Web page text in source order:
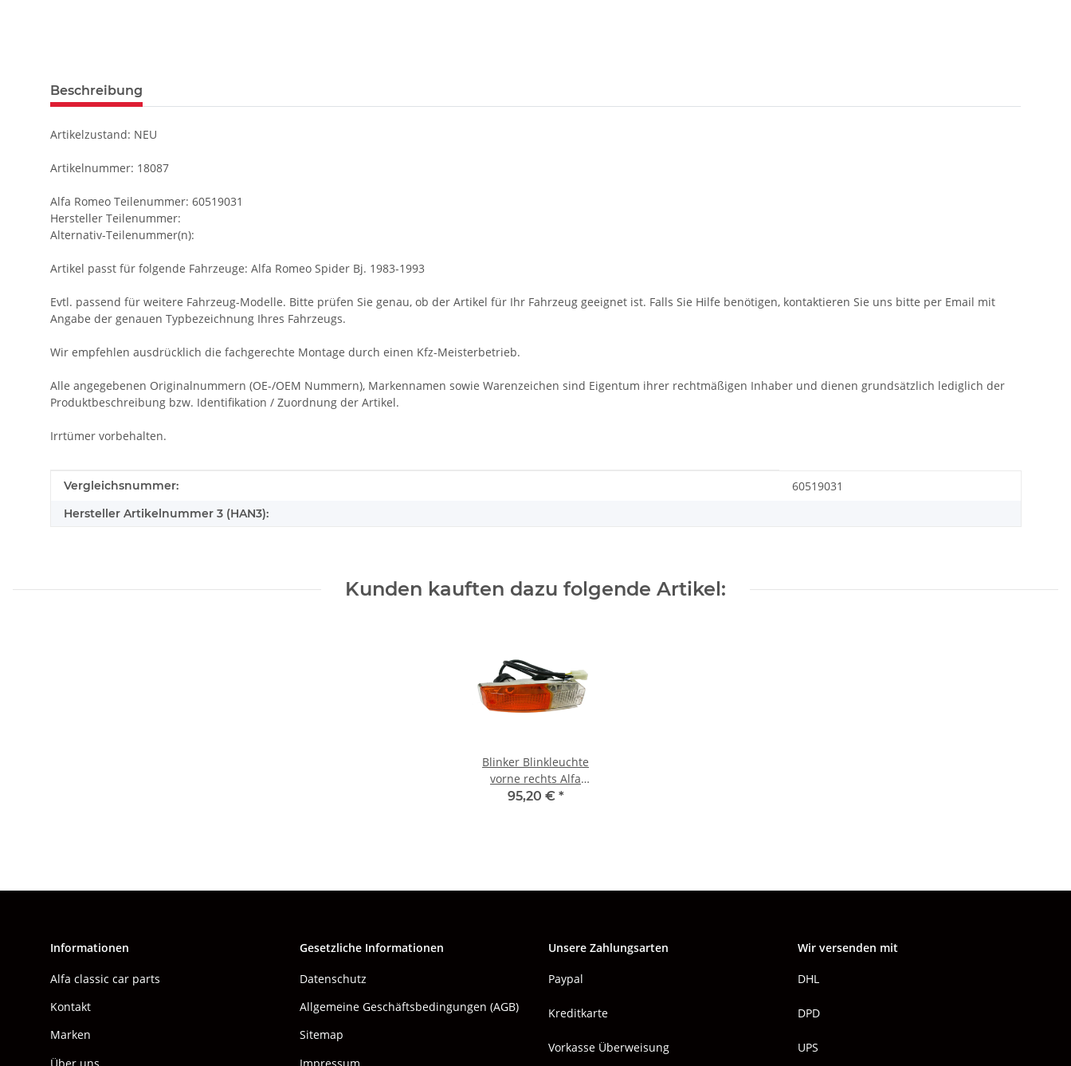
Beschreibung
Artikelzustand: NEU
Artikelnummer: 18087
Alfa Romeo Teilenummer: 60519031
Hersteller Teilenummer:
Alternativ-Teilenummer(n):
Artikel passt für folgende Fahrzeuge: Alfa Romeo Spider Bj. 1983-1993
Evtl. passend für weitere Fahrzeug-Modelle. Bitte prüfen Sie genau, ob der Artikel für Ihr Fahrzeug geeignet ist. Falls Sie Hilfe benötigen, kontaktieren Sie uns bitte per Email mit
Angabe der genauen Typbezeichnung Ihres Fahrzeugs.
Wir empfehlen ausdrücklich die fachgerechte Montage durch einen Kfz-Meisterbetrieb.
Alle angegebenen Originalnummern (OE-/OEM Nummern), Markennamen sowie Warenzeichen sind Eigentum ihrer rechtmäßigen Inhaber und dienen grundsätzlich lediglich der
Produktbeschreibung bzw. Identifikation / Zuordnung der Artikel.
Irrtümer vorbehalten.
Produkteigenschaft
Wert
Vergleichsnummer: 60519031
Hersteller Artikelnummer 3 (HAN3):
Kunden kauften dazu folgende Artikel:
Blinker Blinkleuchte
vorne rechts Alfa
Spider Bj.1983-1993
95,20 € *
Informationen
Alfa classic car parts
Kontakt
Marken
Gesetzliche Informationen
Datenschutz
Allgemeine Geschäftsbedingungen (AGB)
Sitemap
Unsere Zahlungsarten
Paypal
Kreditkarte
Vorkasse Überweisung
Wir versenden mit
DHL
DPD
UPS